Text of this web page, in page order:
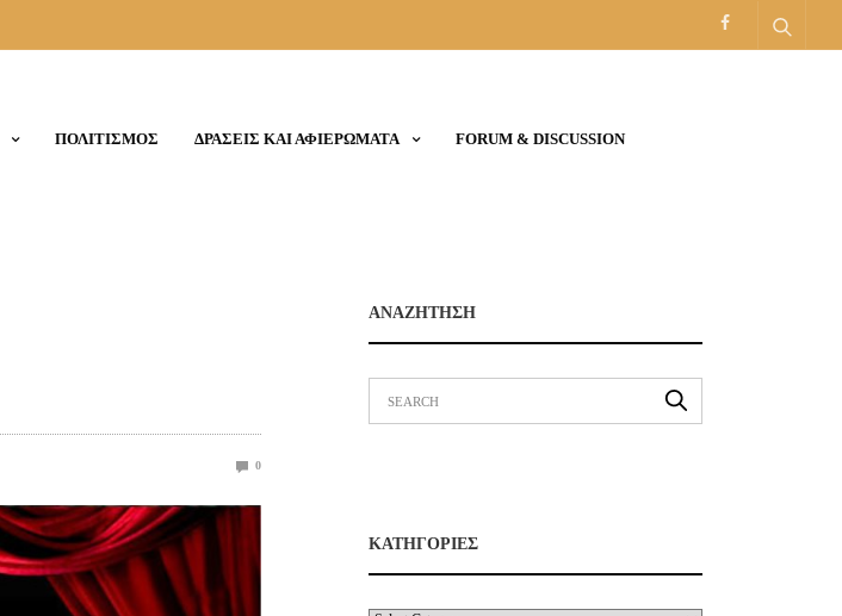
ΠΟΛΙΤΙΣΜΟΣ ΔΡΑΣΕΙΣ ΚΑΙ ΑΦΙΕΡΩΜΑΤΑ FORUM & DISCUSSION
0
ΑΝΑΖΗΤΗΣΗ
ΚΑΤΗΓΟΡΙΕΣ